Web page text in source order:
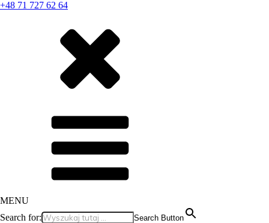
+48 71 727 62 64
MENU
Search for:
Search Button